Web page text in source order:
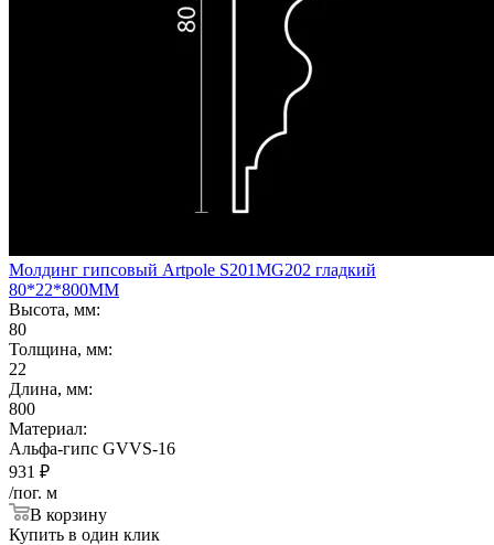
Молдинг гипсовый Artpole S201MG202 гладкий
80*22*800ММ
Высота, мм:
80
Толщина, мм:
22
Длина, мм:
800
Материал:
Альфа-гипс GVVS-16
931 ₽
/пог. м
В корзину
Купить в один клик